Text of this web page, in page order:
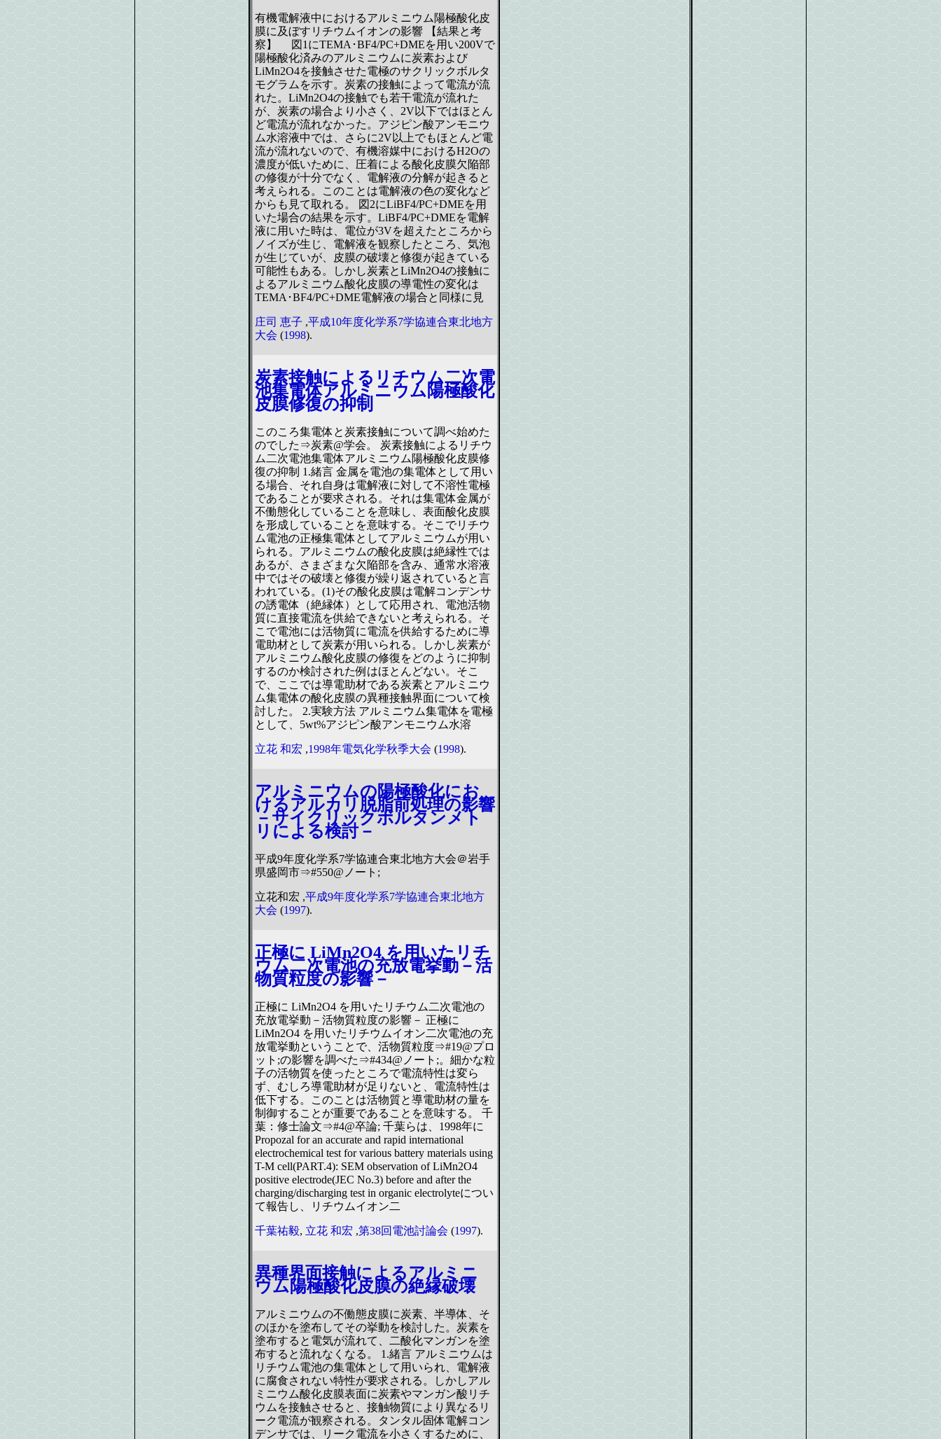
有機電解液中におけるアルミニウム陽極酸化皮
膜に及ぼすリチウムイオンの影響 【結果と考
察】 図1にTEMA･BF4/PC+DMEを用い200Vで
陽極酸化済みのアルミニウムに炭素および
LiMn2O4を接触させた電極のサクリックボルタ
モグラムを示す。炭素の接触によって電流が流
れた。LiMn2O4の接触でも若干電流が流れた
が、炭素の場合より小さく、2V以下ではほとん
ど電流が流れなかった。アジピン酸アンモニウ
ム水溶液中では、さらに2V以上でもほとんど電
流が流れないので、有機溶媒中におけるH2Oの
濃度が低いために、圧着による酸化皮膜欠陥部
の修復が十分でなく、電解液の分解が起きると
考えられる。このことは電解液の色の変化など
からも見て取れる。 図2にLiBF4/PC+DMEを用
いた場合の結果を示す。LiBF4/PC+DMEを電解
液に用いた時は、電位が3Vを超えたところから
ノイズが生じ、電解液を観察したところ、気泡
が生じていが、皮膜の破壊と修復が起きている
可能性もある。しかし炭素とLiMn2O4の接触に
よるアルミニウム酸化皮膜の導電性の変化は
TEMA･BF4/PC+DME電解液の場合と同様に見
庄司 恵子 ,平成10年度化学系7学協連合東北地方
大会 (1998).
炭素接触によるリチウム二次電
池集電体アルミニウム陽極酸化
皮膜修復の抑制
このころ集電体と炭素接触について調べ始めた
のでした⇒炭素@学会。 炭素接触によるリチウ
ム二次電池集電体アルミニウム陽極酸化皮膜修
復の抑制 1.緒言 金属を電池の集電体として用い
る場合、それ自身は電解液に対して不溶性電極
であることが要求される。それは集電体金属が
不働態化していることを意味し、表面酸化皮膜
を形成していることを意味する。そこでリチウ
ム電池の正極集電体としてアルミニウムが用い
られる。アルミニウムの酸化皮膜は絶縁性では
あるが、さまざまな欠陥部を含み、通常水溶液
中ではその破壊と修復が繰り返されていると言
われている。(1)その酸化皮膜は電解コンデンサ
の誘電体（絶縁体）として応用され、電池活物
質に直接電流を供給できないと考えられる。そ
こで電池には活物質に電流を供給するために導
電助材として炭素が用いられる。しかし炭素が
アルミニウム酸化皮膜の修復をどのように抑制
するのか検討された例はほとんどない。そこ
で、ここでは導電助材である炭素とアルミニウ
ム集電体の酸化皮膜の異種接触界面について検
討した。 2.実験方法 アルミニウム集電体を電極
として、5wt%アジピン酸アンモニウム水溶
立花 和宏 ,1998年電気化学秋季大会 (1998).
アルミニウムの陽極酸化にお
けるアルカリ脱脂前処理の影響
－サイクリックボルタンメト
リによる検討－
平成9年度化学系7学協連合東北地方大会＠岩手
県盛岡市⇒#550@ノート;
立花和宏 ,平成9年度化学系7学協連合東北地方
大会 (1997).
正極に LiMn2O4 を用いたリチ
ウム二次電池の充放電挙動－活
物質粒度の影響－
正極に LiMn2O4 を用いたリチウム二次電池の
充放電挙動－活物質粒度の影響－ 正極に
LiMn2O4 を用いたリチウムイオン二次電池の充
放電挙動ということで、活物質粒度⇒#19@プロ
ット;の影響を調べた⇒#434@ノート;。細かな粒
子の活物質を使ったところで電流特性は変ら
ず、むしろ導電助材が足りないと、電流特性は
低下する。このことは活物質と導電助材の量を
制御することが重要であることを意味する。 千
葉：修士論文⇒#4@卒論; 千葉らは、1998年に
Propozal for an accurate and rapid international
electrochemical test for various battery materials using
T-M cell(PART.4): SEM observation of LiMn2O4
positive electrode(JEC No.3) before and after the
charging/discharging test in organic electrolyteについ
て報告し、リチウムイオン二
千葉祐毅, 立花 和宏 ,第38回電池討論会 (1997).
異種界面接触によるアルミニ
ウム陽極酸化皮膜の絶縁破壊
アルミニウムの不働態皮膜に炭素、半導体、そ
のほかを塗布してその挙動を検討した。炭素を
塗布すると電気が流れて、二酸化マンガンを塗
布すると流れなくなる。 1.緒言 アルミニウムは
リチウム電池の集電体として用いられ、電解液
に腐食されない特性が要求される。しかしアル
ミニウム酸化皮膜表面に炭素やマンガン酸リチ
ウムを接触させると、接触物質により異なるリ
ーク電流が観察される。タンタル固体電解コン
デンサでは、リーク電流を小さくするために、